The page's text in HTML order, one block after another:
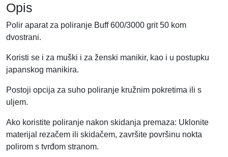
i
č
i
a
Opis
Polir aparat za poliranje Buff 600/3000 grit 50 kom
dvostrani.
Koristi se i za muški i za ženski manikir, kao i u postupku
japanskog manikira.
Postoji opcija za suho poliranje kružnim pokretima ili s
uljem.
Ako koristite poliranje nakon skidanja premaza: Uklonite
materijal rezačem ili skidačem, završite površinu nokta
polirom s tvrđom stranom.